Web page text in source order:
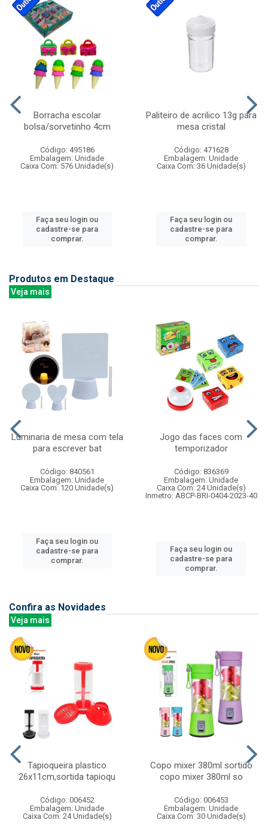
Borracha escolar
bolsa/sorvetinho 4cm
Código: 495186
Embalagem: Unidade
Caixa Com: 576 Unidade(s)
Faça seu login ou
cadastre-se para
comprar.
Paliteiro de acrilico 13g para
mesa cristal
Código: 471628
Embalagem: Unidade
Caixa Com: 36 Unidade(s)
Faça seu login ou
cadastre-se para
comprar.
Produtos em Destaque
Veja mais
Luminaria de mesa com tela
para escrever bat
Código: 840561
Embalagem: Unidade
Caixa Com: 120 Unidade(s)
Faça seu login ou
cadastre-se para
comprar.
Jogo das faces com
temporizador
Código: 836369
Embalagem: Unidade
Caixa Com: 24 Unidade(s)
Inmetro: ABCP-BRI-0404-2023-40
Faça seu login ou
cadastre-se para
comprar.
Confira as Novidades
Veja mais
Tapioqueira plastico
26x11cm,sortida tapioqu
Código: 006452
Embalagem: Unidade
Caixa Com: 24 Unidade(s)
Copo mixer 380ml sortido
copo mixer 380ml so
Código: 006453
Embalagem: Unidade
Caixa Com: 30 Unidade(s)